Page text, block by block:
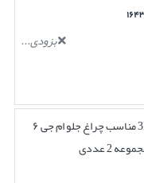
بزودی...
نئون 3D مناسب چراغ جلو ام جی ۶